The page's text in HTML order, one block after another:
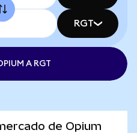
RGT
A RGT
de Opium